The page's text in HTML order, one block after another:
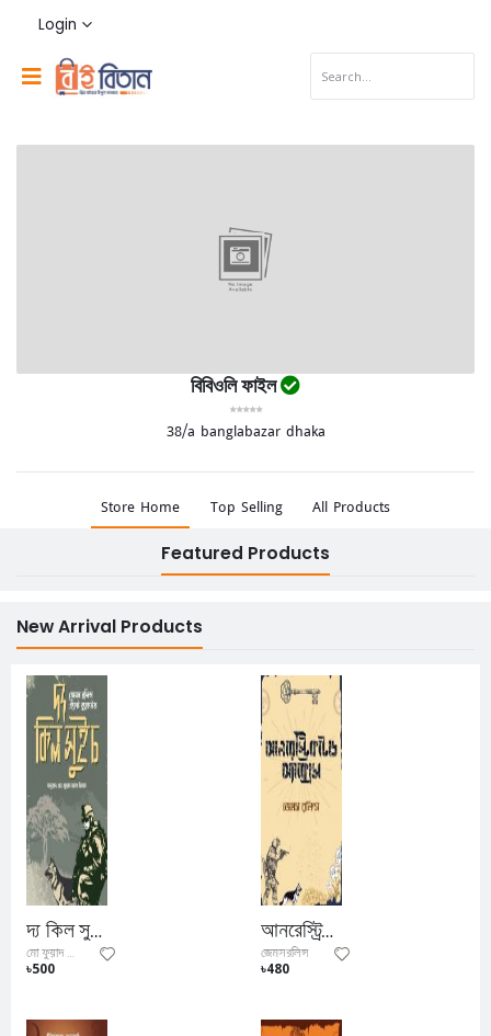
Login
বিবিওলি ফাইল
38/a banglabazar dhaka
Store Home Top Selling All Products
Featured Products
New Arrival Products
দ্য কিল সুইচ
মো ফুয়াদ আল ফিদা
৳500
আনরেস্ট্রিকটেড অ্যাক্সেস
জেমসরলিন্স
৳480